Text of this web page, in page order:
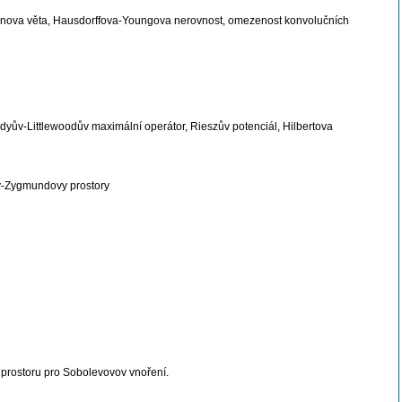
věta, Hausdorffova-Youngova nerovnost, omezenost konvolučních
Littlewoodův maximální operátor, Rieszův potenciál, Hilbertova
Zygmundovy prostory
pro Sobolevovov vnoření.